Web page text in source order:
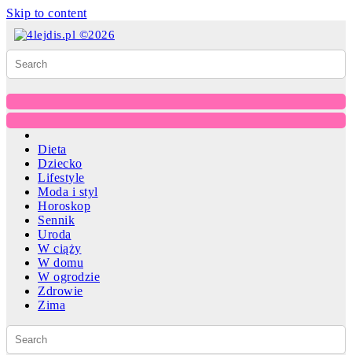
Skip to content
Dieta
Dziecko
Lifestyle
Moda i styl
Horoskop
Sennik
Uroda
W ciąży
W domu
W ogrodzie
Zdrowie
Zima